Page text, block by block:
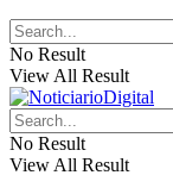
No Result
View All Result
No Result
View All Result